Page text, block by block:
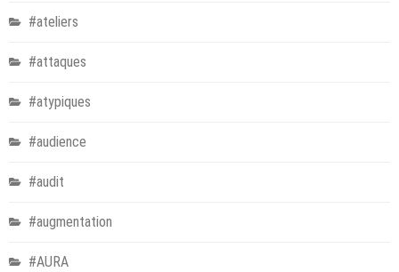
#ateliers
#attaques
#atypiques
#audience
#audit
#augmentation
#AURA